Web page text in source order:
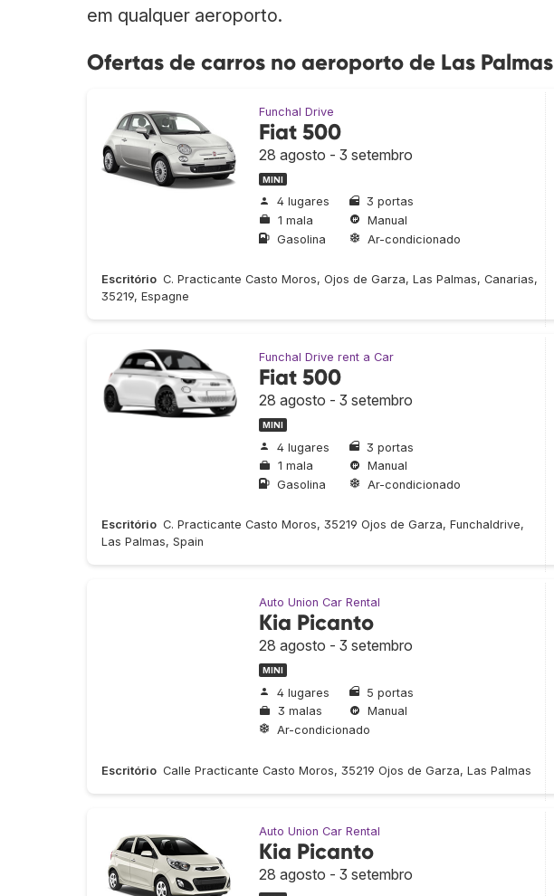
em qualquer aeroporto.
Ofertas de carros no aeroporto de Las Palmas
Funchal Drive
Fiat 500
28 agosto - 3 setembro
MINI
4 lugares
3 portas
1 mala
Manual
Gasolina
Ar-condicionado
Escritório C. Practicante Casto Moros, Ojos de Garza, Las Palmas, Canarias,
35219, Espagne
Funchal Drive rent a Car
Fiat 500
28 agosto - 3 setembro
MINI
4 lugares
3 portas
1 mala
Manual
Gasolina
Ar-condicionado
Escritório C. Practicante Casto Moros, 35219 Ojos de Garza, Funchaldrive,
Las Palmas, Spain
Auto Union Car Rental
Kia Picanto
28 agosto - 3 setembro
MINI
4 lugares
5 portas
3 malas
Manual
Ar-condicionado
Escritório Calle Practicante Casto Moros, 35219 Ojos de Garza, Las Palmas
Auto Union Car Rental
Kia Picanto
28 agosto - 3 setembro